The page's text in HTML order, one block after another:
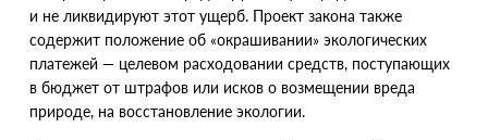
и не ликвидируют этот ущерб. Проект закона также
содержит положение об «окрашивании» экологических
платежей — целевом расходовании средств, поступающих
в бюджет от штрафов или исков о возмещении вреда
природе, на восстановление экологии.